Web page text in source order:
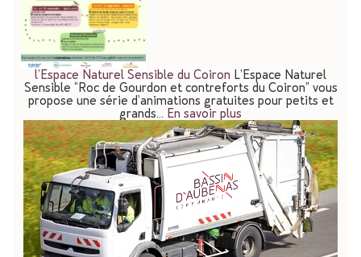
l’Espace Naturel Sensible du Coiron L’Espace Naturel
Sensible “Roc de Gourdon et contreforts du Coiron” vous
propose une série d’animations gratuites pour petits et
grands… En savoir plus